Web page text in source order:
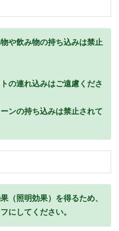
や飲み物の持ち込みは禁止
の連れ込みはご遠慮くださ
ンの持ち込みは禁止されて
（照明効果）を得るため、
にしてください。